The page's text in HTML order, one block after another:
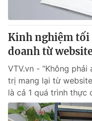
Kinh nghiệm tối
doanh từ
VTV.vn - “Không
trị mang lại từ
là cả 1 quá trình thực